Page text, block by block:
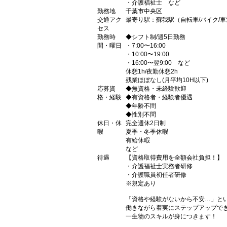
・介護福祉士 など
勤務地
千葉市中央区
交通アク
セス
最寄り駅：蘇我駅（自転車/バイク/車
勤務時
間・曜日
◆シフト制/週5日勤務
・7:00〜16:00
・10:00〜19:00
・16:00〜翌9:00 など
休憩1h/夜勤休憩2h
残業ほぼなし(月平均10H以下)
応募資
格・経験
◆無資格・未経験歓迎
◆有資格者・経験者優遇
◆年齢不問
◆性別不問
休日・休
暇
完全週休2日制
夏季・冬季休暇
有給休暇
など
待遇
【資格取得費用を全額会社負担！】
・介護福祉士実務者研修
・介護職員初任者研修
※規定あり
「資格や経験がないから不安…」と
働きながら着実にステップアップでき
一生物のスキルが身につきます！